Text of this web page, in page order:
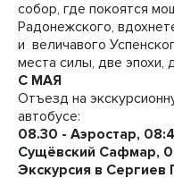
собор, где покоятся
Радонежского,
и величавого
места силы, две эпохи,
С МАЯ
Отъезд на
автобусе:
08.30 - Аэростар,
Сущёвский Сафмар,
Экскурсия в Сергиев